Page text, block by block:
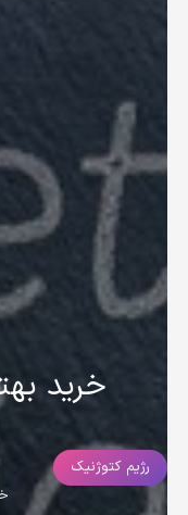
خرید
رژیم کتوژنیک